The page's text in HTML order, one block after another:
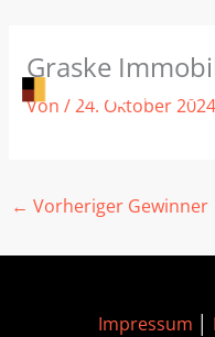
Inhalt
springen
Graske
Von /24. Oktober 2024
← Vorheriger Gewinner
Impressum